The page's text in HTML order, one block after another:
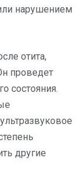
нарушением
отита,
проведет
состояния.
другие